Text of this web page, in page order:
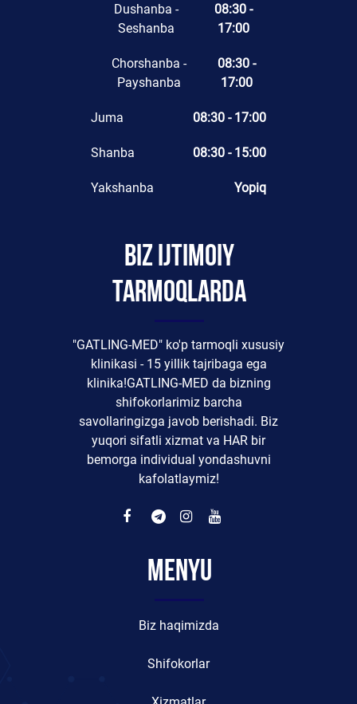
Dushanba -
Seshanba
08:30 -
17:00
Chorshanba -
Payshanba
08:30 -
17:00
Juma 08:30 - 17:00
Shanba 08:30 - 15:00
Yakshanba Yopiq
Biz ijtimoiy
tarmoqlarda
"GATLING-MED" ko'p tarmoqli xususiy
klinikasi - 15 yillik tajribaga ega
klinika!GATLING-MED da bizning
shifokorlarimiz barcha
savollaringizga javob berishadi. Biz
yuqori sifatli xizmat va HAR bir
bemorga individual yondashuvni
kafolatlaymiz!
Menyu
Biz haqimizda
Shifokorlar